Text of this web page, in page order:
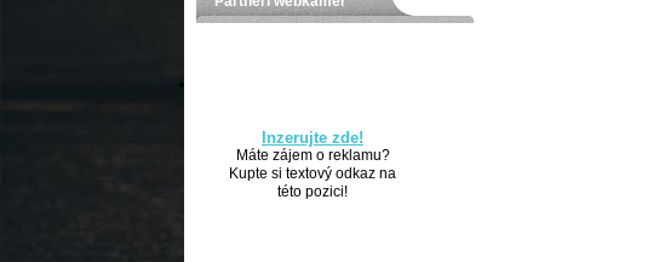
Inzerujte zde!
Máte zájem o reklamu?
Kupte si textový odkaz na
této pozici!